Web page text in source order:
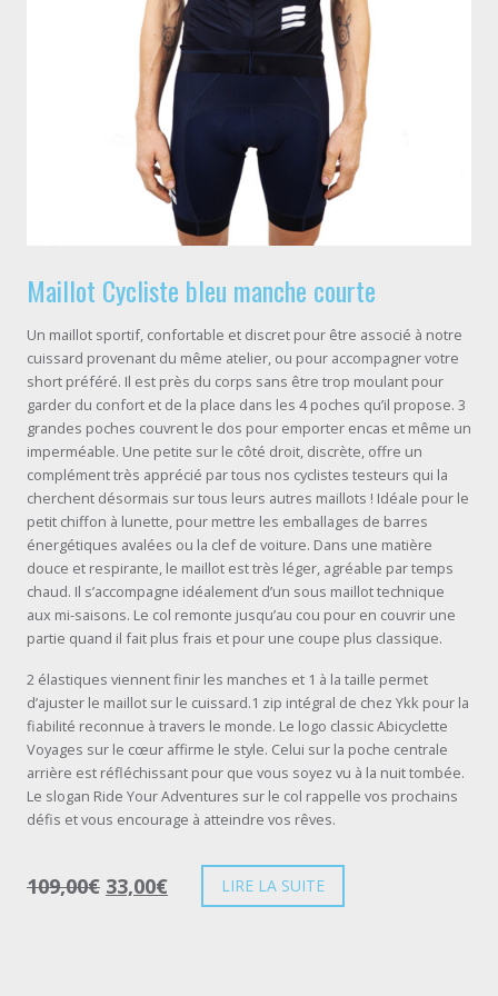
Maillot Cycliste bleu manche courte
Un maillot sportif, confortable et discret pour être associé à notre
cuissard provenant du même atelier, ou pour accompagner votre
short préféré. Il est près du corps sans être trop moulant pour
garder du confort et de la place dans les 4 poches qu’il propose. 3
grandes poches couvrent le dos pour emporter encas et même un
imperméable. Une petite sur le côté droit, discrète, offre un
complément très apprécié par tous nos cyclistes testeurs qui la
cherchent désormais sur tous leurs autres maillots ! Idéale pour le
petit chiffon à lunette, pour mettre les emballages de barres
énergétiques avalées ou la clef de voiture. Dans une matière
douce et respirante, le maillot est très léger, agréable par temps
chaud. Il s’accompagne idéalement d’un sous maillot technique
aux mi-saisons. Le col remonte jusqu’au cou pour en couvrir une
partie quand il fait plus frais et pour une coupe plus classique.
2 élastiques viennent finir les manches et 1 à la taille permet
d’ajuster le maillot sur le cuissard.1 zip intégral de chez Ykk pour la
fiabilité reconnue à travers le monde. Le logo classic Abicyclette
Voyages sur le cœur affirme le style. Celui sur la poche centrale
arrière est réfléchissant pour que vous soyez vu à la nuit tombée.
Le slogan Ride Your Adventures sur le col rappelle vos prochains
défis et vous encourage à atteindre vos rêves.
109,00€ 33,00€ LIRE LA SUITE